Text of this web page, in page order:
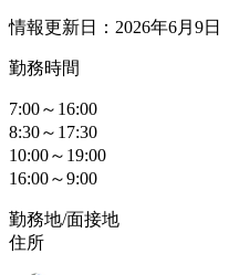
情報更新日：2026年6月9日
勤務時間
7:00～16:00
8:30～17:30
10:00～19:00
16:00～9:00
勤務地/面接地
住所